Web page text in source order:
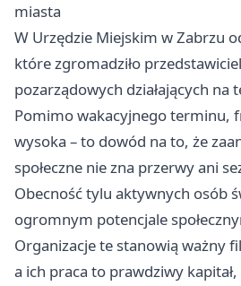
miasta
W Urzędzie Miejskim w Zabrzu
które zgromadziło
pozarządowych działających na
Pomimo wakacyjnego terminu,
wysoka – to dowód na to, że
społeczne nie zna przerwy ani
Obecność tylu aktywnych osób
ogromnym potencjale
Organizacje te stanowią ważny
a ich praca to prawdziwy